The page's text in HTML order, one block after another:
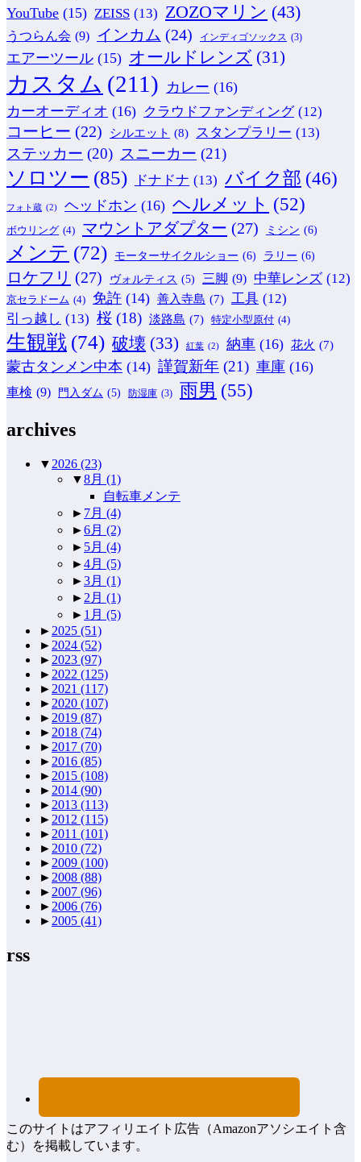
YouTube (15) ZEISS (13) ZOZOマリン (43)
うつらん会 (9) インカム (24) インディゴソックス (3)
エアーツール (15) オールドレンズ (31)
カスタム (211) カレー (16)
カーオーディオ (16) クラウドファンディング (12)
コーヒー (22) シルエット (8) スタンプラリー (13)
ステッカー (20) スニーカー (21)
ソロツー (85) ドナドナ (13) バイク部 (46)
フォト蔵 (2) ヘッドホン (16) ヘルメット (52)
ボウリング (4) マウントアダプター (27) ミシン (6)
メンテ (72) モーターサイクルショー (6) ラリー (6)
ロケフリ (27) ヴォルティス (5) 三脚 (9) 中華レンズ (12)
京セラドーム (4) 免許 (14) 善入寺島 (7) 工具 (12)
引っ越し (13) 桜 (18) 淡路島 (7) 特定小型原付 (4)
生観戦 (74) 破壊 (33) 紅葉 (2) 納車 (16) 花火 (7)
蒙古タンメン中本 (14) 謹賀新年 (21) 車庫 (16)
車検 (9) 門入ダム (5) 防湿庫 (3) 雨男 (55)
archives
▼ 2026 (23)
▼8月 (1)
自転車メンテ
► 7月 (4)
►6月 (2)
► 5月 (4)
►4月 (5)
►3月 (1)
► 2月 (1)
► 1月 (5)
► 2025 (51)
► 2024 (52)
► 2023 (97)
► 2022 (125)
► 2021 (117)
► 2020 (107)
► 2019 (87)
► 2018 (74)
► 2017 (70)
► 2016 (85)
► 2015 (108)
► 2014 (90)
► 2013 (113)
► 2012 (115)
► 2011 (101)
► 2010 (72)
► 2009 (100)
► 2008 (88)
► 2007 (96)
► 2006 (76)
► 2005 (41)
rss
このサイトはアフィリエイト広告（Amazonアソシエイト含
む）を掲載しています。